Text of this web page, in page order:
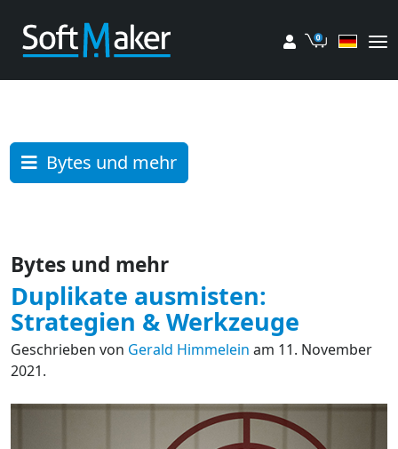
Mein Konto
Bytes und mehr
Duplikate ausmisten:
Strategien & Werkzeuge
Geschrieben von Gerald Himmelein am 11. November
2021.
Bytes und mehr